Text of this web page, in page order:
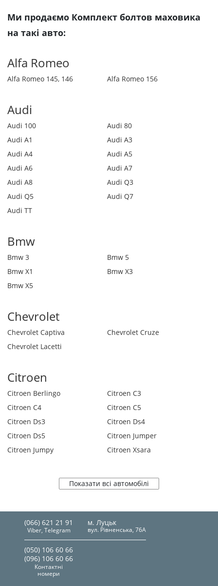
Ми продаємо Комплект болтов маховика
на такі авто:
Alfa Romeo
Alfa Romeo 145, 146 Alfa Romeo 156
Audi
Audi 100
Audi 80
Audi A1
Audi A3
Audi A4
Audi A5
Audi A6
Audi A7
Audi A8
Audi Q3
Audi Q5
Audi Q7
Audi TT
Bmw
Bmw 3
Bmw 5
Bmw X1
Bmw X3
Bmw X5
Chevrolet
Chevrolet Captiva
Chevrolet Cruze
Chevrolet Lacetti
Citroen
Citroen Berlingo
Citroen C3
Citroen C4
Citroen C5
Citroen Ds3
Citroen Ds4
Citroen Ds5
Citroen Jumper
Citroen Jumpy
Citroen Xsara
Показати всі автомобілі
(066) 621 21 91
Viber, Telegram
м. Луцьк
вул. Рівненська, 76А
(050) 106 60 66
(096) 106 60 66
Контактні
номери